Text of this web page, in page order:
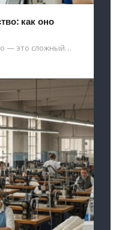
как оно
— это сложный…